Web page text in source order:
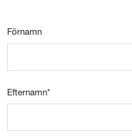
Förnamn
Efternamn*